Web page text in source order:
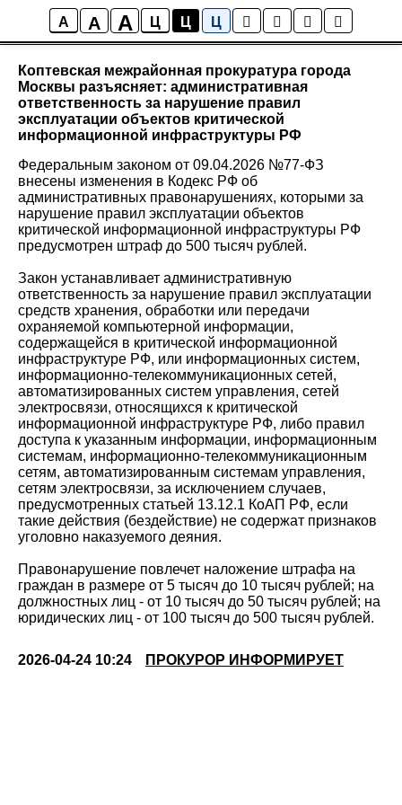
A A A Ц Ц Ц
Новости района Коптево
Коптевская межрайонная прокуратура города
Москвы разъясняет: административная
ответственность за нарушение правил
эксплуатации объектов критической
информационной инфраструктуры РФ
Федеральным законом от 09.04.2026 №77-ФЗ
внесены изменения в Кодекс РФ об
административных правонарушениях, которыми за
нарушение правил эксплуатации объектов
критической информационной инфраструктуры РФ
предусмотрен штраф до 500 тысяч рублей.
Закон устанавливает административную
ответственность за нарушение правил эксплуатации
средств хранения, обработки или передачи
охраняемой компьютерной информации,
содержащейся в критической информационной
инфраструктуре РФ, или информационных систем,
информационно-телекоммуникационных сетей,
автоматизированных систем управления, сетей
электросвязи, относящихся к критической
информационной инфраструктуре РФ, либо правил
доступа к указанным информации, информационным
системам, информационно-телекоммуникационным
сетям, автоматизированным системам управления,
сетям электросвязи, за исключением случаев,
предусмотренных статьей 13.12.1 КоАП РФ, если
такие действия (бездействие) не содержат признаков
уголовно наказуемого деяния.
Правонарушение повлечет наложение штрафа на
граждан в размере от 5 тысяч до 10 тысяч рублей; на
должностных лиц - от 10 тысяч до 50 тысяч рублей; на
юридических лиц - от 100 тысяч до 500 тысяч рублей.
2026-04-24 10:24 ПРОКУРОР ИНФОРМИРУЕТ